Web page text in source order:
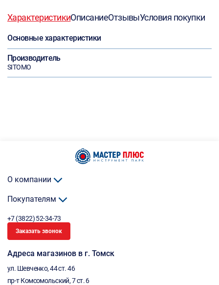
ХарактеристикиОписаниеОтзывыУсловия покупки
Основные характеристики
Производитель
SITOMO
О компании
Покупателям
+7 (3822) 52-34-73
Заказать звонок
Адреса магазинов в г. Томск
ул. Шевченко, 44 ст. 46
пр-т Комсомольский, 7 ст. 6